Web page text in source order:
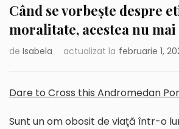
Când se vorbește despre
moralitate, acestea nu
de Isabela actualizat la februarie 1,
Dare to Cross this Andromedan
Sunt un om obosit de viaţă într-o